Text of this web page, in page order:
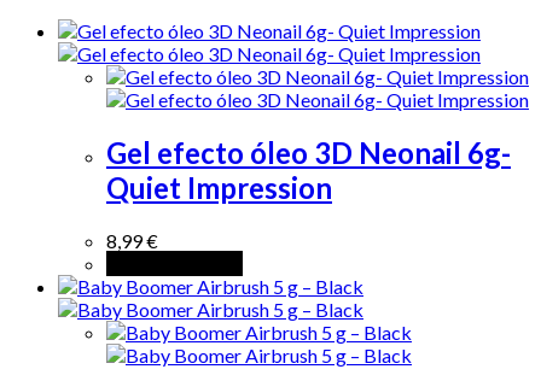
Gel efecto óleo 3D Neonail 6g-
Quiet Impression
8,99€